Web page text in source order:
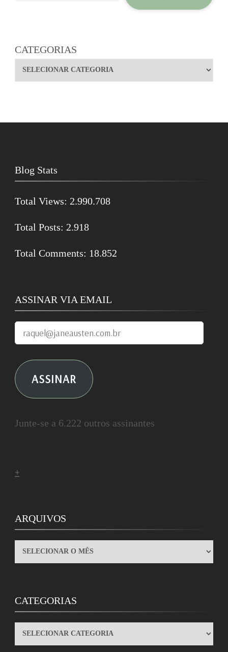
CATEGORIAS
Blog Stats
Total Views: 2.990.708
Total Posts: 2.918
Total Comments: 18.852
ASSINAR VIA EMAIL
raquel@janeausten.com.br
ASSINAR
Junte-se a 6.222 outros assinantes
+
ARQUIVOS
ARQUIVOS
CATEGORIAS
CATEGORIAS